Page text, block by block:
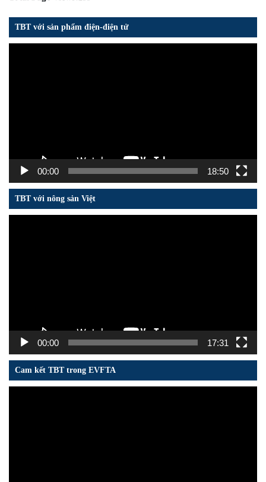
TBT với sản phẩm điện-điện tử
00:00 18:50
TBT với nông sản Việt
00:00 17:31
Cam kết TBT trong EVFTA